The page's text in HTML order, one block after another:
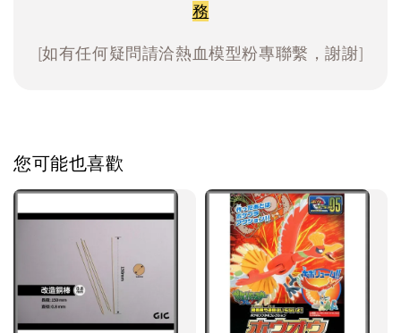
務
[如有任何疑問請洽熱血模型粉專聯繫，謝謝]
您可能也喜歡